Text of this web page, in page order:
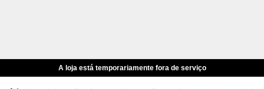
A loja está temporariamente fora de serviço